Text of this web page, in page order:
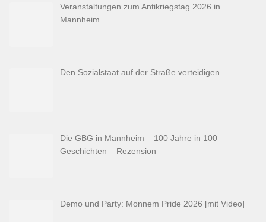
Veranstaltungen zum Antikriegstag 2026 in
Mannheim
Den Sozialstaat auf der Straße verteidigen
Die GBG in Mannheim – 100 Jahre in 100
Geschichten – Rezension
Demo und Party: Monnem Pride 2026 [mit Video]